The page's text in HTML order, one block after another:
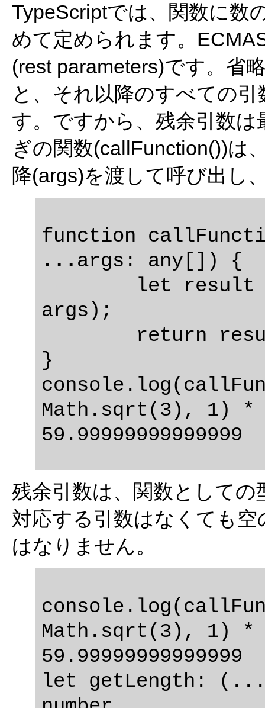
TypeScriptでは、関数に数
めて定められます。
(rest parameters)です。省
と、それ以降のすべての
す。ですから、残余引数
ぎの関数(callFunction())は
降(args)を渡して呼び出し
... args: any[]) {
args);
}
Math.sqrt(3), 1)
残余引数は、関数として
対応する引数はなくても
はなりません。
Math.sqrt(3), 1)
59.99999999999999
let getLength: